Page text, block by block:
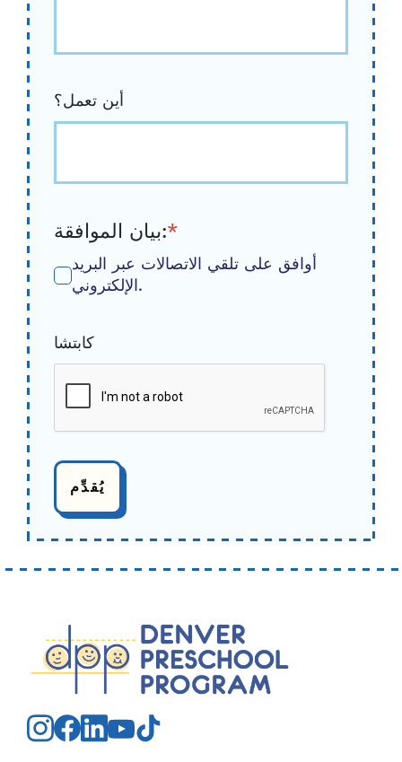
أين تعمل؟
بيان الموافقة:*
أوافق على تلقي الاتصالات عبر البريد
الإلكتروني.
كابتشا